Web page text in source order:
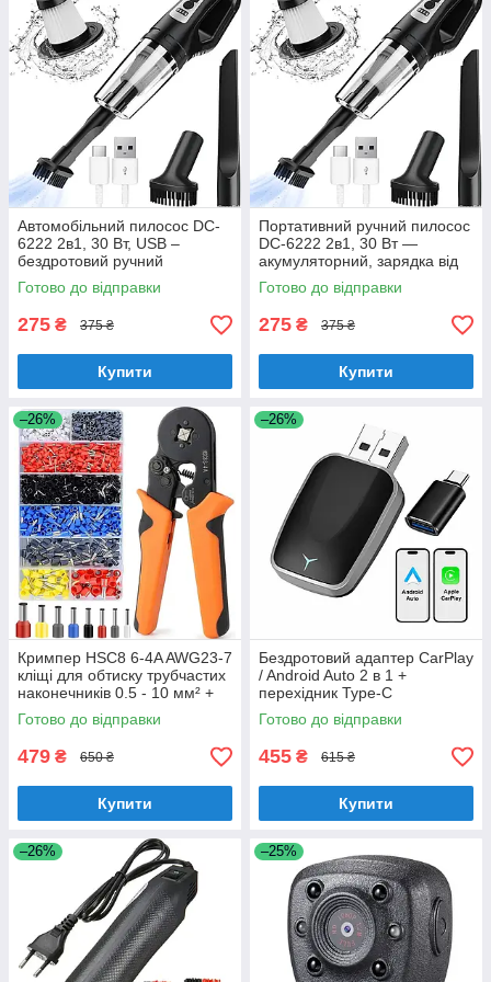
Автомобільний пилосос DC-
6222 2в1, 30 Вт, USB –
бездротовий ручний
автопилосос з насадками
Готово до відправки
275 ₴ 375 ₴
Купити
Портативний ручний пилосос
DC-6222 2в1, 30 Вт —
акумуляторний, зарядка від
USB, для дому та офісу
Готово до відправки
275 ₴ 375 ₴
Купити
–26%
Кримпер HSC8 6-4A AWG23-7
кліщі для обтиску трубчастих
наконечників 0.5 - 10 мм² +
1200 гільз
Готово до відправки
479 ₴ 650 ₴
Купити
–26%
Бездротовий адаптер CarPlay
/ Android Auto 2 в 1 +
перехідник Type-C
Готово до відправки
455 ₴ 615 ₴
Купити
–26% –25%